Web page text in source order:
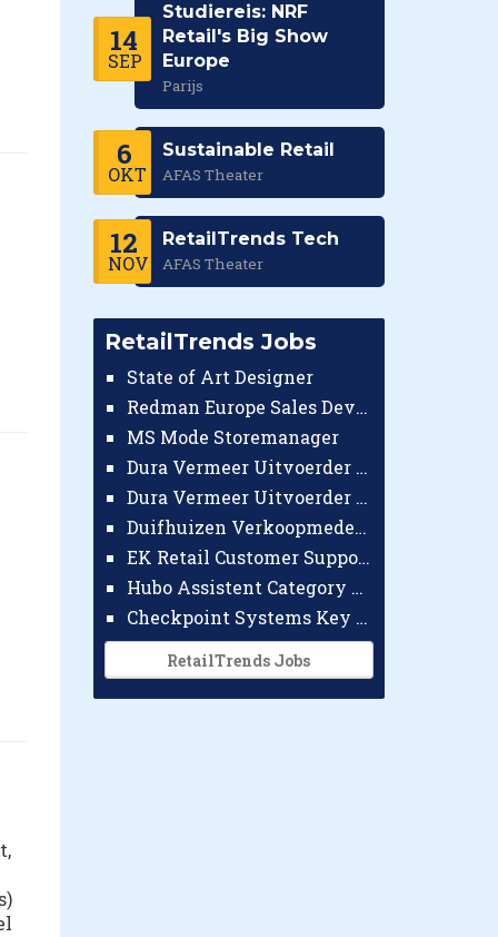
14
SEP
Studiereis: NRF
Retail's Big Show
Europe
Parijs
6
OKT
Sustainable Retail
AFAS Theater
12
NOV
RetailTrends Tech
AFAS Theater
RetailTrends Jobs
State of Art Designer
Redman Europe Sales Developer (Europe)
MS Mode Storemanager
Dura Vermeer Uitvoerder GWW Amsterdam
Dura Vermeer Uitvoerder Civiel Nijmegen
Duifhuizen Verkoopmedewerker Ridderkerk
EK Retail Customer Support Omnichannel
Hubo Assistent Category Manager
Checkpoint Systems Key Accountmanager Benelux
RetailTrends Jobs